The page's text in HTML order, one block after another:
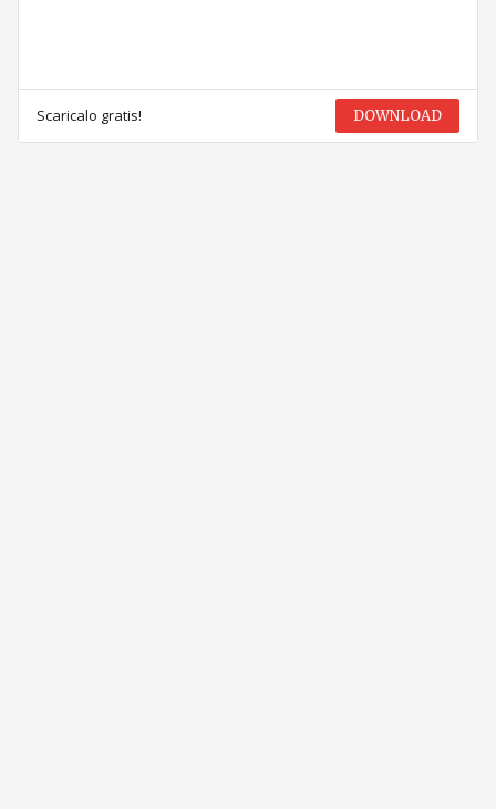
Scaricalo gratis! DOWNLOAD